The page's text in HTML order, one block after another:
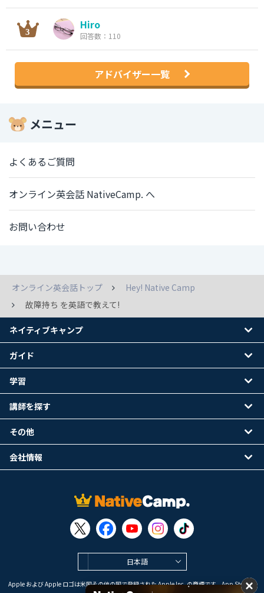
Hiro
回答数：110
アドバイザー一覧
メニュー
よくあるご質問
オンライン英会話 NativeCamp. へ
お問い合わせ
オンライン英会話トップ
Hey! Native Camp
故障持ち を英語で教えて!
日本語
Apple および Apple ロゴは米国その他の国で登録された Apple Inc. の商標です。App Store は
ネイティブキャンプ
ガイド
学習
講師を探す
その他
会社情報